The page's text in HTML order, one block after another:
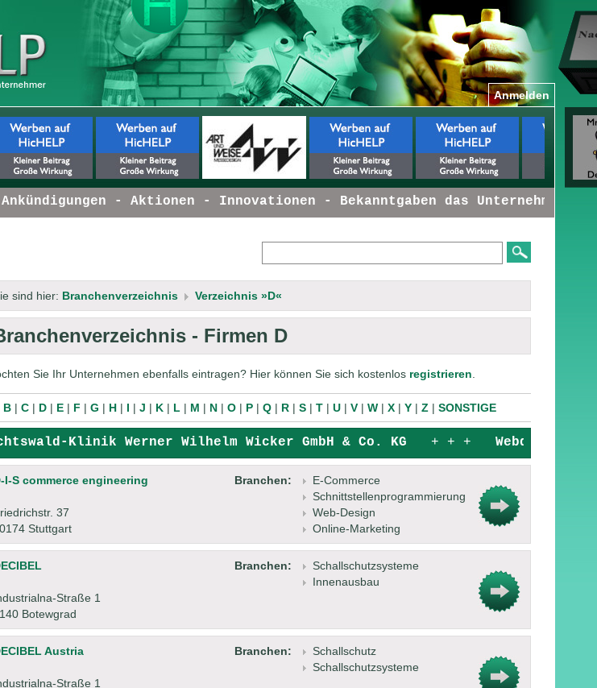
Anmelden
- Aktionen - Innovationen - Bekanntgaben das Unternehmen
sind hier: Branchenverzeichnis Verzeichnis »D«
- Firmen D
Sie Ihr Unternehmen ebenfalls eintragen? Hier können Sie sich kostenlos registrieren
B | C | D | E | F | G | H | I | J | K | L | M | N | O | P | Q | R | S | T | U | V | W | X | Y | Z | SONSTIGE
Klinik Werner Wilhelm Wicker GmbH & Co. KG + + + Webdesign
I-S commerce engineering
37
Stuttgart
Branchen:
E-Commerce
Schnittstellenprogrammierung
Web-Design
Online-Marketing
Straße 1
Botewgrad
Branchen:
Schallschutzsysteme
Innenausbau
Austria
Straße 1
Branchen:
Schallschutz
Schallschutzsysteme